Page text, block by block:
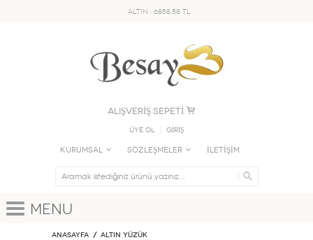
ALTIN : 6858.58 TL
ALIŞVERİŞ SEPETİ
Üye Ol GİRİŞ
KURUMSAL SÖZLEŞMELER İLETİŞİM
Menu
Anasayfa ALTIN YÜZÜK